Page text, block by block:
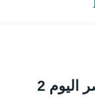
أسعار الذهب في مصر اليوم 2